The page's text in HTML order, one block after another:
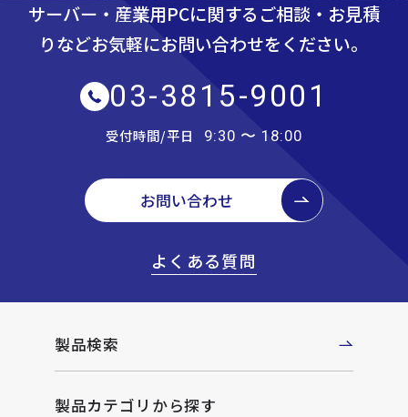
サーバー・産業用PCに関するご相談・お見積
りなどお気軽にお問い合わせをください。
03-3815-9001
受付時間/平日 9:30 〜 18:00
お問い合わせ
よくある質問
製品検索
製品カテゴリから探す